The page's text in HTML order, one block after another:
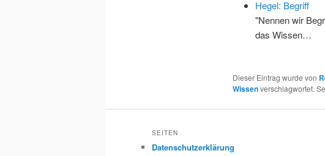
Hegel: Begriff
"Nennen wir
das Wissen…
Dieser Eintrag wurde von
Wissenverschlagwortet.
SEITEN
Datenschutzerklärung